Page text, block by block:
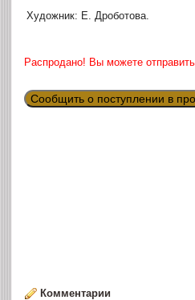
Художник: Е. Дроботова.
Распродано! Вы можете отправить
Сообщить о поступлении в
Комментарии